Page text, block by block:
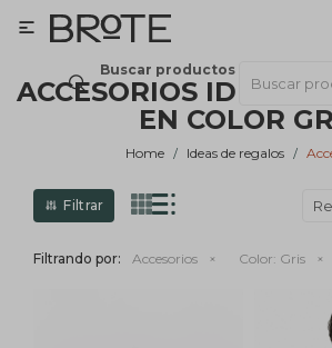
Buscar productos

ACCESORIOS IDEAS
EN COLOR
Home Ideas de regalos
Filtrando por: Accesorios Color: Gris